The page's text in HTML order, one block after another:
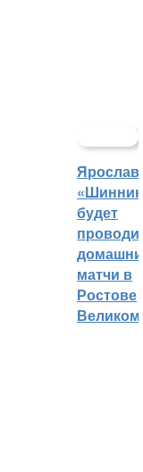
будет
матчи в
Ростове
Великом